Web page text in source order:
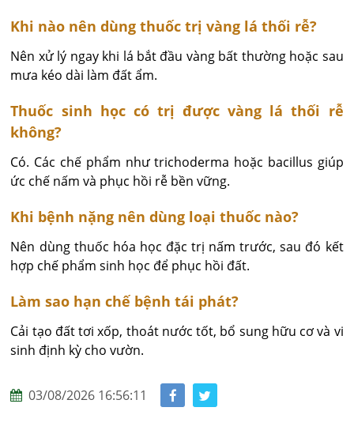
Khi nào nên dùng thuốc trị vàng lá thối rễ?
Nên xử lý ngay khi lá bắt đầu vàng bất thường hoặc sau
mưa kéo dài làm đất ẩm.
Thuốc sinh học có trị được vàng lá thối rễ
không?
Có. Các chế phẩm như trichoderma hoặc bacillus giúp
ức chế nấm và phục hồi rễ bền vững.
Khi bệnh nặng nên dùng loại thuốc nào?
Nên dùng thuốc hóa học đặc trị nấm trước, sau đó kết
hợp chế phẩm sinh học để phục hồi đất.
Làm sao hạn chế bệnh tái phát?
Cải tạo đất tơi xốp, thoát nước tốt, bổ sung hữu cơ và vi
sinh định kỳ cho vườn.
03/08/2026 16:56:11